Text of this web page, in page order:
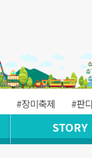
#장미축제 #판
STORY